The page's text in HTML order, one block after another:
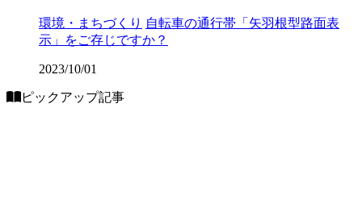
環境・まちづくり 自転車の通行帯「矢羽根型路面表
示」をご存じですか？
2023/10/01
ピックアップ記事